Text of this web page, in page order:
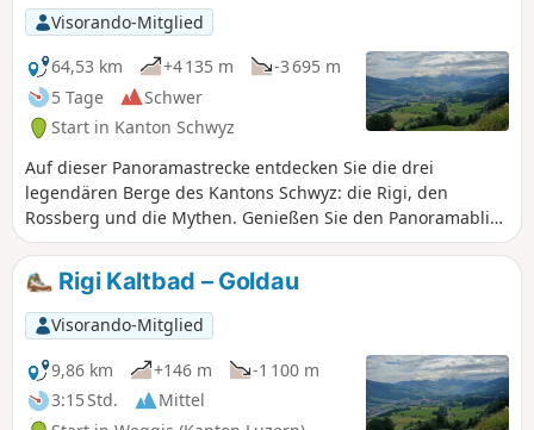
Visorando-Mitglied
64,53 km
+4 135 m
-3 695 m
5 Tage
Schwer
Start in Kanton Schwyz
Auf dieser Panoramastrecke entdecken Sie die drei
legendären Berge des Kantons Schwyz: die Rigi, den
Rossberg und die Mythen. Genießen Sie den Panoramablick
auf den Vierwaldstättersee, den Zugersee, den Lauerzersee
und den Ägerisee.
Rigi Kaltbad – Goldau
Visorando-Mitglied
9,86 km
+146 m
-1 100 m
3:15 Std.
Mittel